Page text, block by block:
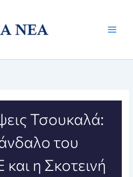
Τσουκαλά:
του
η Σκοτεινή